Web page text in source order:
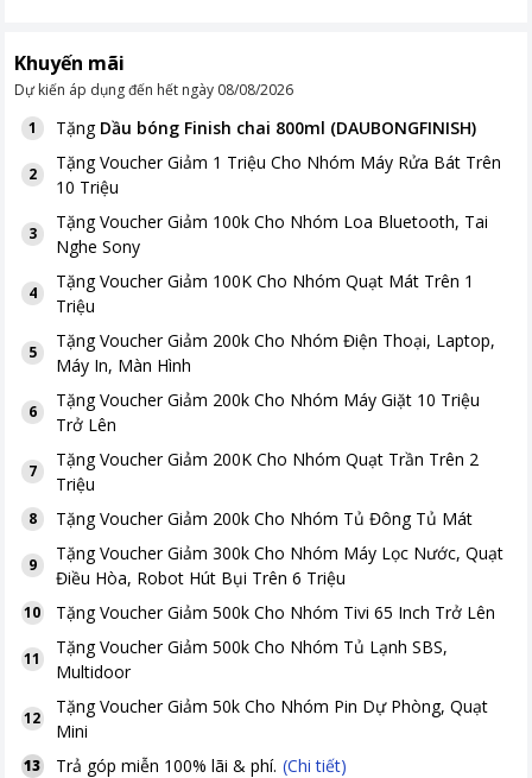
Khuyến mãi
Dự kiến áp dụng đến hết ngày 08/08/2026
1
Tặng Dầu bóng Finish chai 800ml (DAUBONGFINISH)
2
TặngVoucher Giảm 1 Triệu Cho Nhóm Máy Rửa Bát Trên
10 Triệu
3
TặngVoucher Giảm 100k Cho Nhóm Loa Bluetooth, Tai
Nghe Sony
4
TặngVoucher Giảm 100K Cho Nhóm Quạt Mát Trên 1
Triệu
5
TặngVoucher Giảm 200k Cho Nhóm Điện Thoại, Laptop,
Máy In, Màn Hình
6
TặngVoucher Giảm 200k Cho Nhóm Máy Giặt 10 Triệu
Trở Lên
7
TặngVoucher Giảm 200K Cho Nhóm Quạt Trần Trên 2
Triệu
8 TặngVoucher Giảm 200k Cho Nhóm Tủ Đông Tủ Mát
9
TặngVoucher Giảm 300k Cho Nhóm Máy Lọc Nước, Quạt
Điều Hòa, Robot Hút Bụi Trên 6 Triệu
10 TặngVoucher Giảm 500k Cho Nhóm Tivi 65 Inch Trở Lên
11
TặngVoucher Giảm 500k Cho Nhóm Tủ Lạnh SBS,
Multidoor
12
TặngVoucher Giảm 50k Cho Nhóm Pin Dự Phòng, Quạt
Mini
13 Trả góp miễn 100% lãi & phí. (Chi tiết)